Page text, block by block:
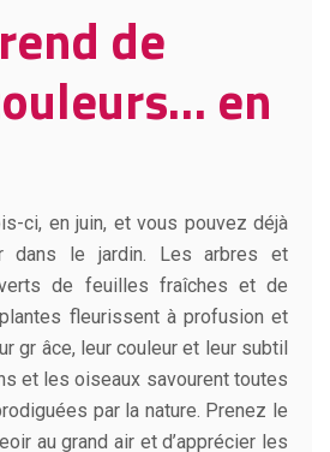
de
en
ci, en juin, et vous pouvez déjà
dans le jardin. Les arbres et
de feuilles fraîches et de
fleurissent à profusion et
gr âce, leur couleur et leur subtil
et les oiseaux savourent toutes
par la nature. Prenez le
au grand air et d’apprécier les